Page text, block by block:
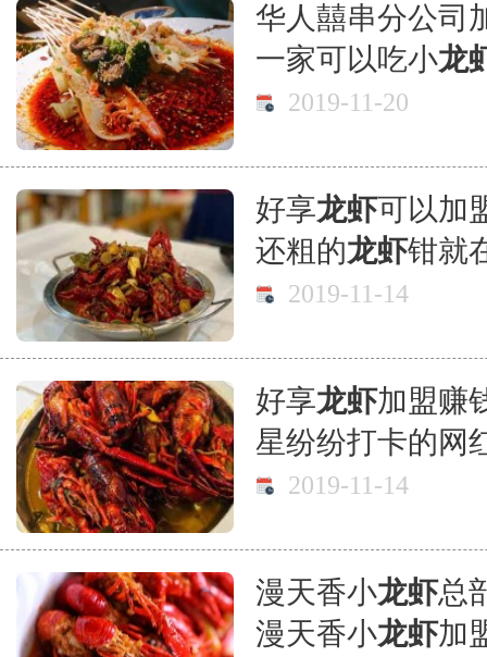
华人囍串分公司
一家可以吃小龙
2019-11-20
好享龙虾可以加
还粗的龙虾钳就
2019-11-14
好享龙虾加盟赚
星纷纷打卡的网
2019-11-14
漫天香小龙虾总
漫天香小龙虾加